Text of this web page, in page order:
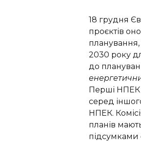
18 грудня
проєктів
планування,
2030 року
до
Перші НПЕК
серед
НПЕК.
планів
підсумками